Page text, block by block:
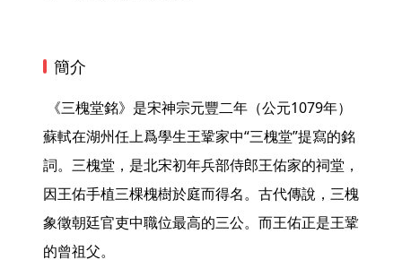
簡介
蘇軾在湖州任上爲學生王鞏家中“三槐堂”提寫的銘
詞。三槐堂，是北宋初年兵部侍郎王佑家的祠堂，
因王佑手植三棵槐樹於庭而得名。古代傳說，三槐
象徵朝廷官吏中職位最高的三公。而王佑正是王鞏
的曾祖父。